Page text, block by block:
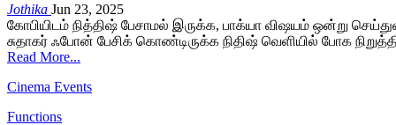
Jothika Jun 23, 2025
கோபியிடம் நித்திஷ் பேசாமல் இருக்க, பாக்யா விஷயம் ஒன்று
சுதாகர் ஃபோன் பேசிக் கொண்டிருக்க நிதிஷ் வெளியில் போக
Read More...
Cinema Events
Functions